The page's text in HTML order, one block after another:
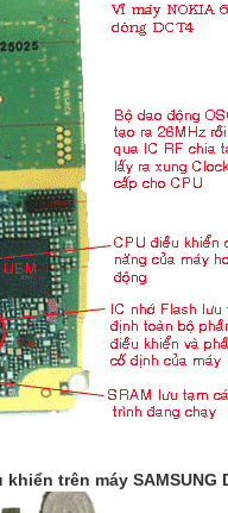
trên máy SAMSUNG